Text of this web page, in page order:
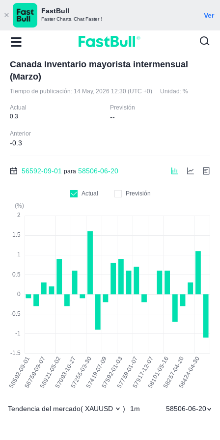
FastBull
Faster Charts, Chat Faster！ Ver
Canada Inventario mayorista intermensual
(Marzo)
Tiempo de publicación: 14 May, 2026 12:30 (UTC +0) Unidad: %
Actual
0.3
Previsión
--
Anterior
-0.3
56592-09-01 para 58506-06-20
Actual
Previsión
(%)
Tendencia del mercado( XAUUSD ) 1m 58506-06-20